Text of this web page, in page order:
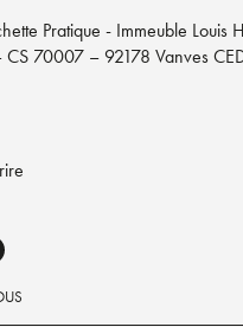
Pratique - Immeuble Louis
CS 70007 – 92178 Vanves